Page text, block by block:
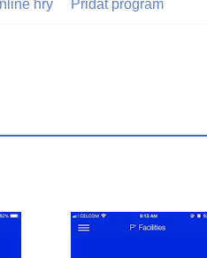
hry Přidat program